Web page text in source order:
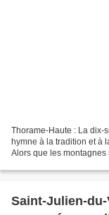
Thorame-Haute : La dix-
hymne à la tradition et à
Alors que les montagnes
Saint-Julien-